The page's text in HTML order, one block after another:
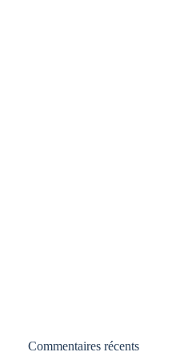
Commentaires récents